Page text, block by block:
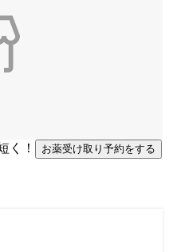
お薬受け取り予約をする